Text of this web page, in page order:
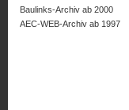
Baulinks-Archiv ab 2000
AEC-WEB-Archiv ab 1997